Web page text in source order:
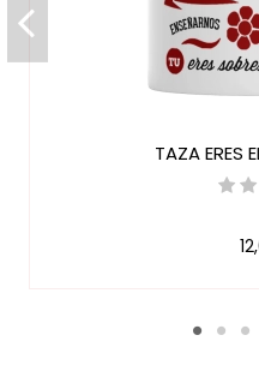
TAZA ERES